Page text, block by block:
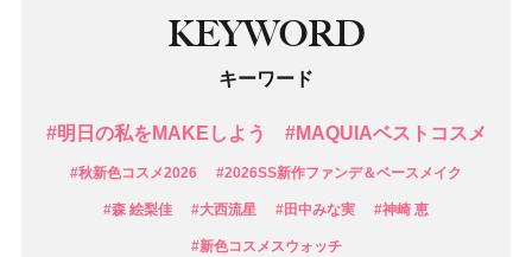
KEYWORD
キーワード
#明日の私をMAKEしよう #MAQUIAベストコスメ
#秋新色コスメ2026 #2026SS新作ファンデ＆ベースメイク
#森 絵梨佳 #大西流星 #田中みな実 #神崎 恵
#新色コスメスウォッチ